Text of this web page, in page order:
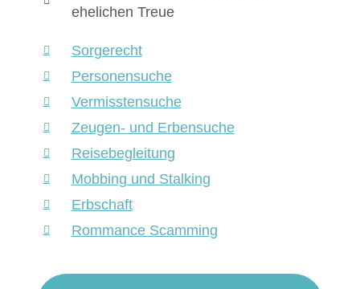
ehelichen Treue
Sorgerecht
Personensuche
Vermisstensuche
Zeugen- und Erbensuche
Reisebegleitung
Mobbing und Stalking
Erbschaft
Rommance Scamming